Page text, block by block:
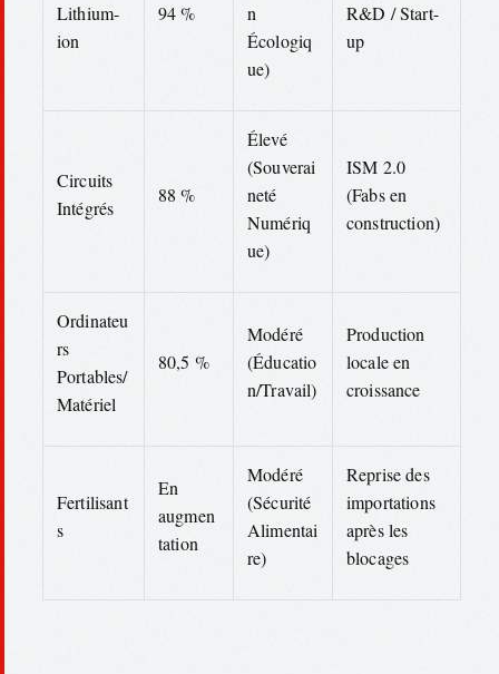
Lithium-
ion
94 %
n
Écologiq
ue)
R&D / Start-
up
Circuits
Intégrés
88 %
Élevé
(Souverai
neté
Numériq
ue)
ISM 2.0
(Fabs en
construction)
Ordinateu
rs
Portables/
Matériel
80,5 %
Modéré
(Éducatio
n/Travail)
Production
locale en
croissance
Fertilisant
s
En
augmen
tation
Modéré
(Sécurité
Alimentai
re)
Reprise des
importations
après les
blocages